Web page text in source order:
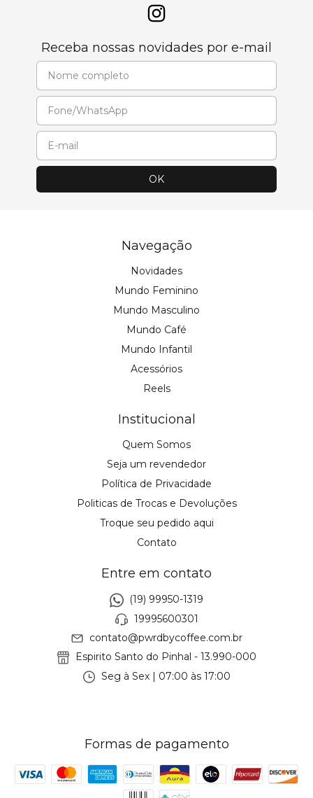
Receba nossas novidades por e-mail
Navegação
Novidades
Mundo Feminino
Mundo Masculino
Mundo Café
Mundo Infantil
Acessórios
Reels
Institucional
Quem Somos
Seja um revendedor
Política de Privacidade
Politicas de Trocas e Devoluções
Troque seu pedido aqui
Contato
Entre em contato
(19) 99950-1319
19995600301
contato@pwrdbycoffee.com.br
Espirito Santo do Pinhal - 13.990-000
Seg à Sex | 07:00 às 17:00
Formas de pagamento